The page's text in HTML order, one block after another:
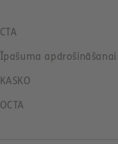
CTA
Īpašuma apdrošināšanai
KASKO
OCTA